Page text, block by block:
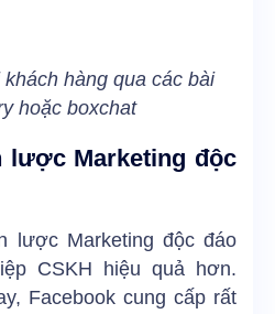
hàng qua các bài
hoặc boxchat
lược Marketing độc
lược Marketing độc đáo
CSKH hiệu quả hơn.
Facebook cung cấp rất